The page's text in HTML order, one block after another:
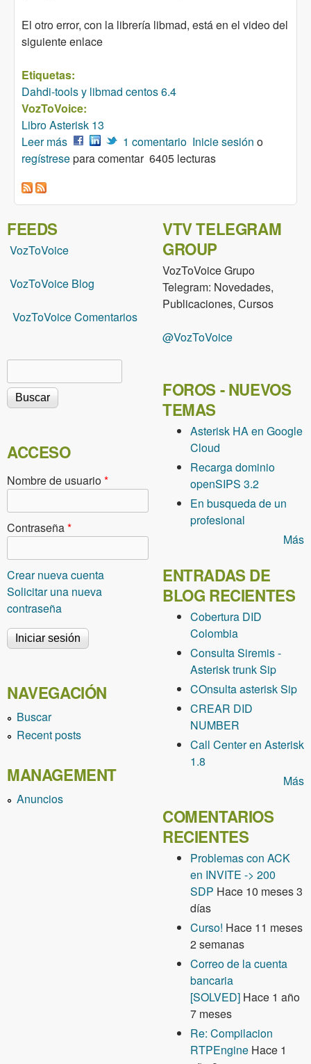
El otro error, con la librería libmad, está en el video del
siguiente enlace
Etiquetas:
Dahdi-tools y libmad centos 6.4
VozToVoice:
Libro Asterisk 13
Leer más sobre Dahdi-tools y libmad
1 comentario Inicie sesión o
regístresepara comentar 6405 lecturas
FEEDS
VozToVoice
VozToVoice Blog
VozToVoice Comentarios
Formulario de búsqueda
ACCESO
Nombre de usuario*
Contraseña*
Crear nueva cuenta
Solicitar una nueva
contraseña
NAVEGACIÓN
Buscar
Recent posts
MANAGEMENT
Anuncios
VTV TELEGRAM
GROUP
VozToVoice Grupo
Telegram: Novedades,
Publicaciones, Cursos
@VozToVoice
FOROS - NUEVOS
TEMAS
Asterisk HA en Google
Cloud
Recarga dominio
openSIPS 3.2
En busqueda de un
profesional
Más
ENTRADAS DE
BLOG RECIENTES
Cobertura DID
Colombia
Consulta Siremis -
Asterisk trunk Sip
COnsulta asterisk Sip
CREAR DID
NUMBER
Call Center en Asterisk
1.8
Más
COMENTARIOS
RECIENTES
Problemas con ACK
en INVITE -> 200
SDP Hace 10 meses 3
días
Curso! Hace 11 meses
2 semanas
Correo de la cuenta
bancaria
[SOLVED] Hace 1 año
7 meses
Re: Compilacion
RTPEngine Hace 1